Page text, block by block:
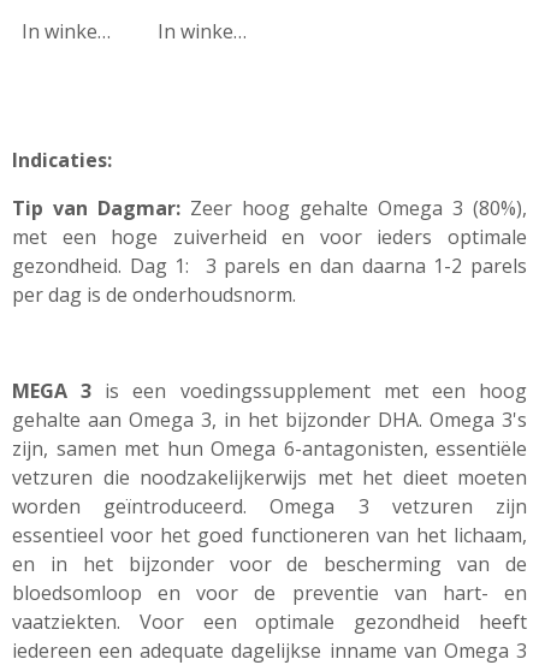
In winkelwagenIn winkelwagen
Indicaties:
Tip van Dagmar: Zeer hoog gehalte Omega 3 (80%),
met een hoge zuiverheid en voor ieders optimale
gezondheid. Dag 1: 3 parels en dan daarna 1-2 parels
per dag is de onderhoudsnorm.
MEGA 3 is een voedingssupplement met een hoog
gehalte aan Omega 3, in het bijzonder DHA. Omega 3's
zijn, samen met hun Omega 6-antagonisten, essentiële
vetzuren die noodzakelijkerwijs met het dieet moeten
worden geïntroduceerd. Omega 3 vetzuren zijn
essentieel voor het goed functioneren van het lichaam,
en in het bijzonder voor de bescherming van de
bloedsomloop en voor de preventie van hart- en
vaatziekten. Voor een optimale gezondheid heeft
iedereen een adequate dagelijkse inname van Omega 3